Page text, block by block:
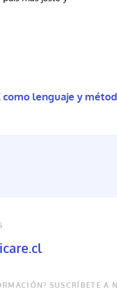
como lenguaje y
SUSCRÍBETE A